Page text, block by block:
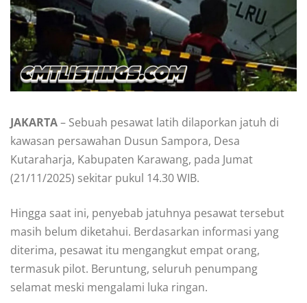
JAKARTA– Sebuah pesawat latih dilaporkan jatuh di
kawasan persawahan Dusun Sampora, Desa
Kutaraharja, Kabupaten Karawang, pada Jumat
(21/11/2025) sekitar pukul 14.30 WIB.
Hingga saat ini, penyebab jatuhnya pesawat tersebut
masih belum diketahui. Berdasarkan informasi yang
diterima, pesawat itu mengangkut empat orang,
termasuk pilot. Beruntung, seluruh penumpang
selamat meski mengalami luka ringan.